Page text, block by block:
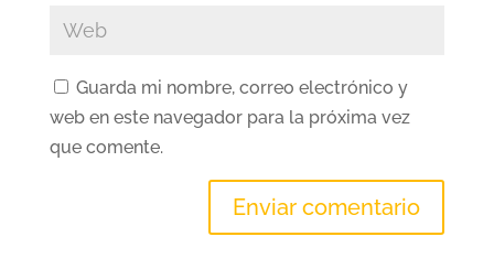
Guarda mi nombre, correo electrónico y
web en este navegador para la próxima vez
que comente.